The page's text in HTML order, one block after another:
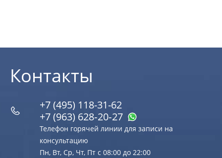
Контакты
+7 (495) 118-31-62
+7 (963) 628‑20‑27
Телефон горячей линии для записи на
консультацию
Пн, Вт, Ср, Чт, Пт с 08:00 до 22:00